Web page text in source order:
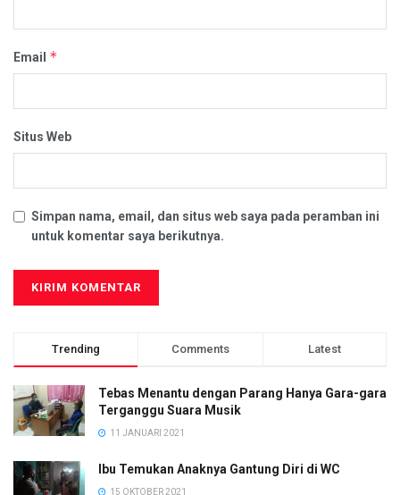
Email *
Situs Web
Simpan nama, email, dan situs web saya pada peramban ini
untuk komentar saya berikutnya.
Trending Comments Latest
Tebas Menantu dengan Parang Hanya Gara-gara
Terganggu Suara Musik
11 JANUARI 2021
Ibu Temukan Anaknya Gantung Diri di WC
15 OKTOBER 2021